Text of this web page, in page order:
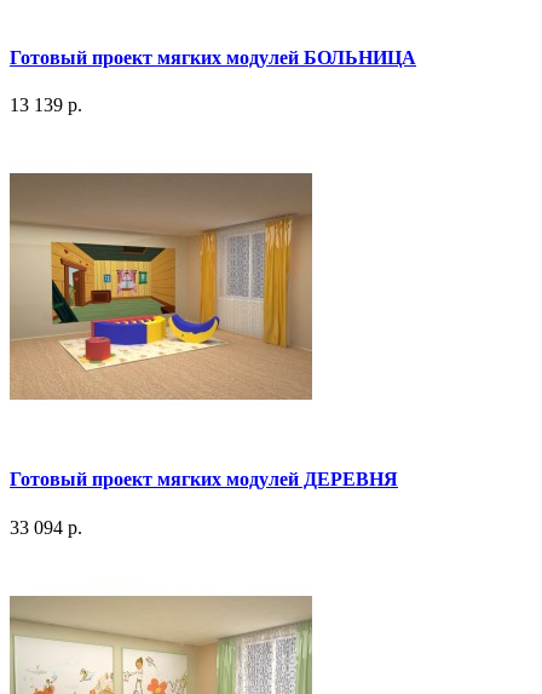
Готовый проект мягких модулей БОЛЬНИЦА
13 139 р.
Готовый проект мягких модулей ДЕРЕВНЯ
33 094 р.